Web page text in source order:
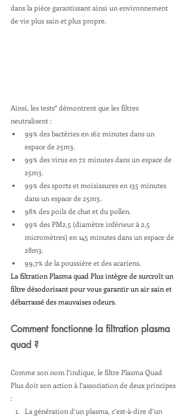
dans la pièce garantissant ainsi un environnement
de vie plus sain et plus propre.
Ainsi, les tests* démontrent que les filtres
neutralisent :
99% des bactéries en 162 minutes dans un
espace de 25m3.
99% des virus en 72 minutes dans un espace de
25m3.
99% des sports et moisissures en 135 minutes
dans un espace de 25m3.
98% des poils de chat et du pollen.
99% des PM2,5 (diamètre inférieur à 2,5
micromètres) en 145 minutes dans un espace de
28m3.
99,7% de la poussière et des acariens.
La filtration Plasma quad Plus intègre de surcroît un
filtre désodorisant pour vous garantir un air sain et
débarrassé des mauvaises odeurs.
Comment fonctionne la filtration plasma
quad ?
Comme son nom l’indique, le filtre Plasma Quad
Plus doit son action à l’association de deux principes
:
La génération d’un plasma, c’est-à-dire d’un